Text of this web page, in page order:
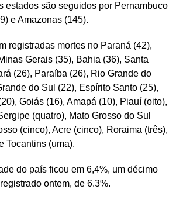
estados são seguidos por Pernambuco
e Amazonas (145).
registradas mortes no Paraná (42),
Gerais (35), Bahia (36), Santa
(26), Paraíba (26), Rio Grande do
do Sul (22), Espírito Santo (25),
Goiás (16), Amapá (10), Piauí (oito),
(quatro), Mato Grosso do Sul
(cinco), Acre (cinco), Roraima (três),
Tocantins (uma).
do país ficou em 6,4%, um décimo
ontem, de 6.3%.